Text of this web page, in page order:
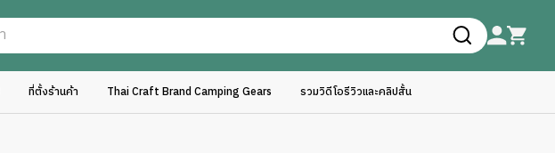
ที่ตั้งร้านค้า Thai Craft Brand Camping Gears รวมวิดีโอรีวิวและคลิปสั้น